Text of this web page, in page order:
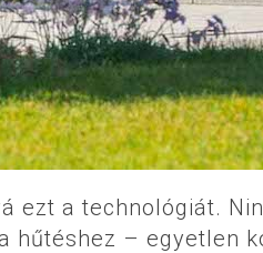
ezt a technológiát.
hűtéshez – egyetlen